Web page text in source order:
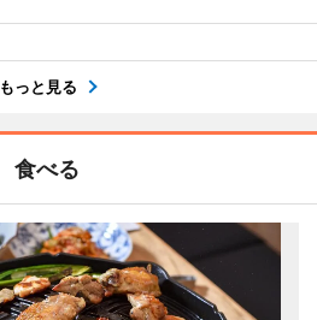
もっと見る
食べる